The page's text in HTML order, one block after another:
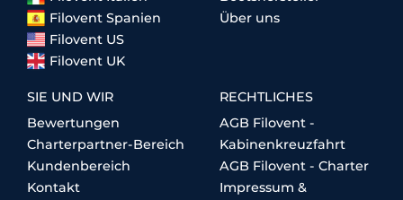
Filovent Spanien
Filovent US
Filovent UK
Über uns
SIE UND WIR
Bewertungen
Charterpartner-Bereich
Kundenbereich
Kontakt
RECHTLICHES
AGB Filovent -
Kabinenkreuzfahrt
AGB Filovent - Charter
Impressum &